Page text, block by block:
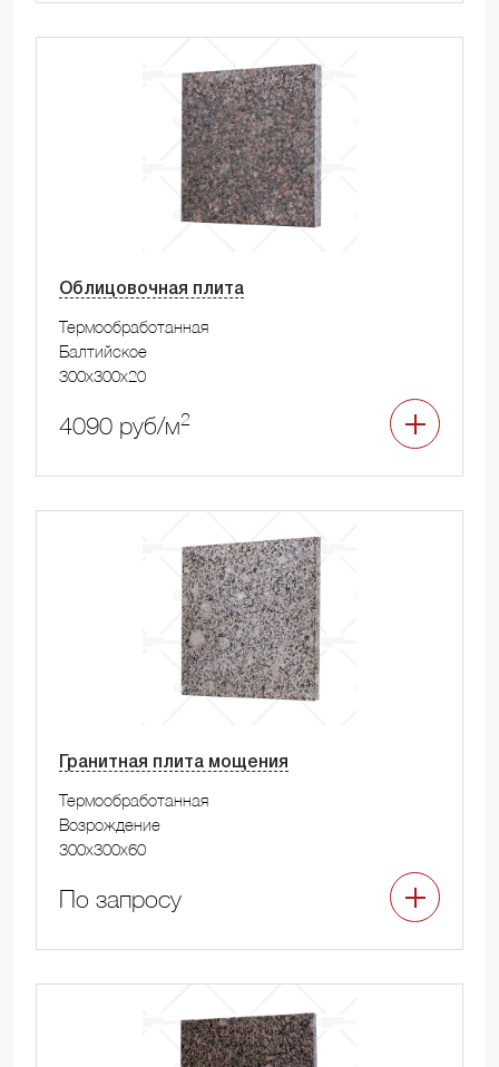
Облицовочная плита
Термообработанная
Балтийское
300x300x20
4090 руб/м2
Гранитная плита мощения
Термообработанная
Возрождение
300x300x60
По запросу